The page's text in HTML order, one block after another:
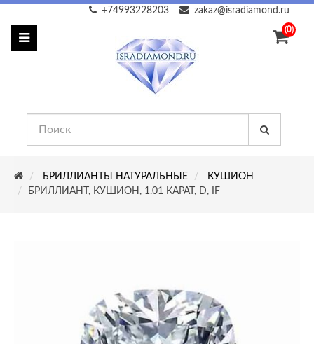
zakaz@isradiamond.ru
+74993228203
(0)
БРИЛЛИАНТЫ НАТУРАЛЬНЫЕ
КУШИОН
БРИЛЛИАНТ, КУШИОН, 1.01 КАРАТ, D, IF